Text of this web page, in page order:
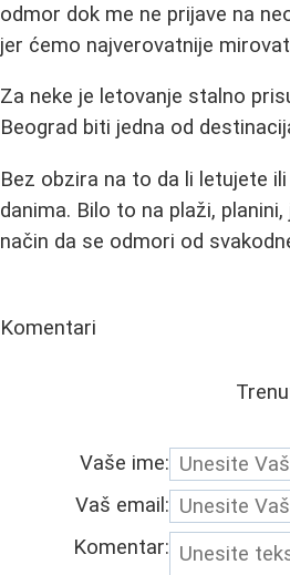
odmor dok me ne prijave na
jer ćemo najverovatnije
Za neke je letovanje stalno
Beograd biti jedna od
Bez obzira na to da li letujete
danima. Bilo to na plaži,
način da se odmori od
Komentari
Vaše ime:
Vaš email:
Komentar: